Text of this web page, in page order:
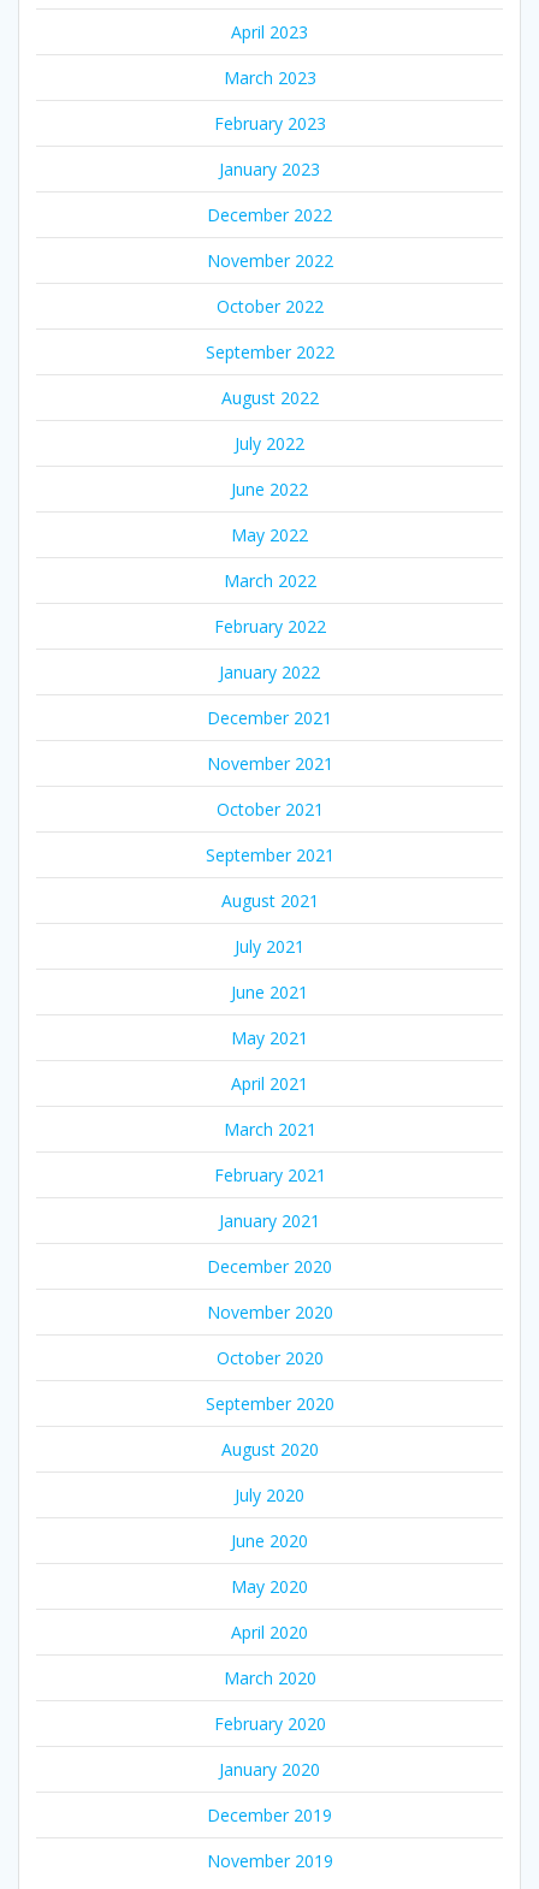
April 2023
March 2023
February 2023
January 2023
December 2022
November 2022
October 2022
September 2022
August 2022
July 2022
June 2022
May 2022
March 2022
February 2022
January 2022
December 2021
November 2021
October 2021
September 2021
August 2021
July 2021
June 2021
May 2021
April 2021
March 2021
February 2021
January 2021
December 2020
November 2020
October 2020
September 2020
August 2020
July 2020
June 2020
May 2020
April 2020
March 2020
February 2020
January 2020
December 2019
November 2019